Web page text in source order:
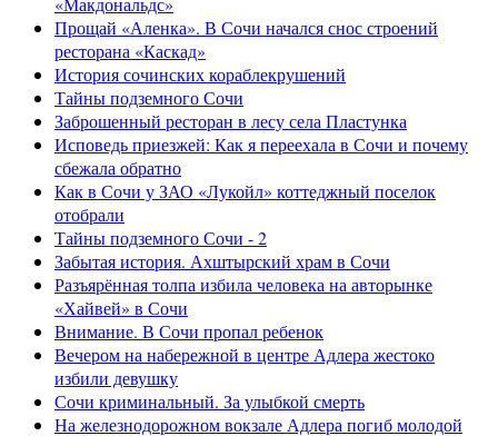
Прощай «Аленка». В Сочи начался снос строений
ресторана «Каскад»
История сочинских кораблекрушений
Тайны подземного Сочи
Заброшенный ресторан в лесу села Пластунка
Исповедь приезжей: Как я переехала в Сочи и почему
сбежала обратно
Как в Сочи у ЗАО «Лукойл» коттеджный поселок
отобрали
Тайны подземного Сочи - 2
Забытая история. Ахштырский храм в Сочи
Разъярённая толпа избила человека на авторынке
«Хайвей» в Сочи
Внимание. В Сочи пропал ребенок
Вечером на набережной в центре Адлера жестоко
избили девушку
Сочи криминальный. За улыбкой смерть
На железнодорожном вокзале Адлера погиб молодой